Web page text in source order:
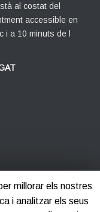
al costat del
accessible en
i a 10 minuts de l
millorar els nostres
i analitzar els seus